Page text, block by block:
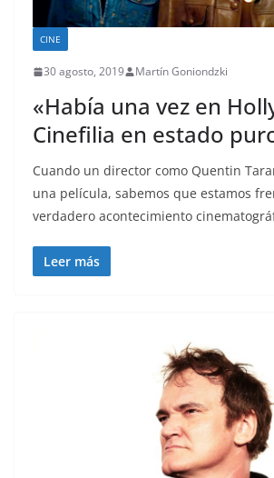
CINE
30 agosto, 2019 Martín Goniondzki
«Había una vez en
Cinefilia en estado
Cuando un director como Quentin
una película, sabemos que estamos
verdadero acontecimiento
Leer más